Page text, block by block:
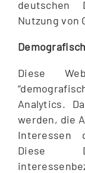
deutschen
Nutzung von
Diese
Analytics.
werden, die
Interessen
Diese